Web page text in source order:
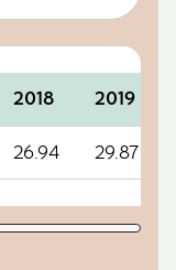
2018 2019
26.94 29.87